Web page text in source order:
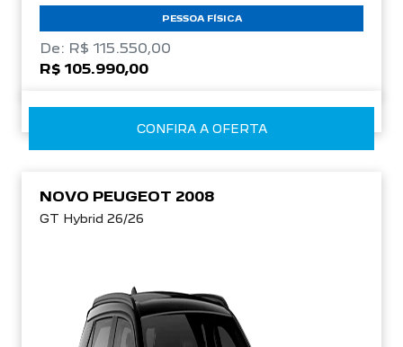
PESSOA FÍSICA
De: R$ 115.550,00
R$ 105.990,00
CONFIRA A OFERTA
NOVO PEUGEOT 2008
GT Hybrid 26/26